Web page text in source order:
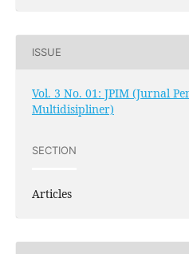
ISSUE
Vol. 3 No. 01: JPIM (Jurnal
Multidisipliner)
SECTION
Articles